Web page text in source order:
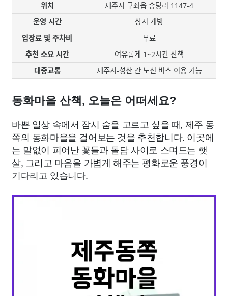
위치
제주시 구좌읍 송당리 1147-4
운영 시간
상시 개방
입장료 및 주차비
무료
추천 소요 시간
여유롭게 1~2시간 산책
대중교통
제주시-성산 간 노선 버스 이용 가능
동화마을 산책, 오늘은 어떠세요?
바쁜 일상 속에서 잠시 숨을 고르고 싶을 때, 제주 동
쪽의 동화마을을 걸어보는 것을 추천합니다. 이곳에
는 말없이 피어난 꽃들과 돌담 사이로 스며드는 햇
살, 그리고 마음을 가볍게 해주는 평화로운 풍경이
기다리고 있습니다.